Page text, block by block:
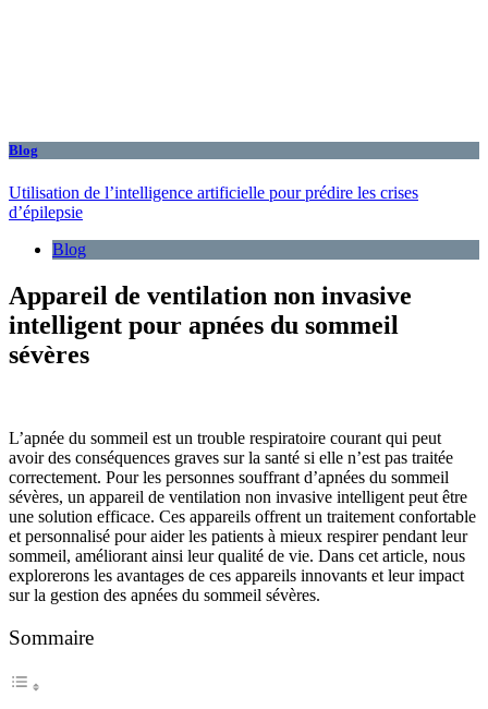
Blog
Utilisation de l’intelligence artificielle pour prédire les crises
d’épilepsie
Blog
Appareil de ventilation non invasive
intelligent pour apnées du sommeil
sévères
L’apnée du sommeil est un trouble respiratoire courant qui peut
avoir des conséquences graves sur la santé si elle n’est pas traitée
correctement. Pour les personnes souffrant d’apnées du sommeil
sévères, un appareil de ventilation non invasive intelligent peut être
une solution efficace. Ces appareils offrent un traitement confortable
et personnalisé pour aider les patients à mieux respirer pendant leur
sommeil, améliorant ainsi leur qualité de vie. Dans cet article, nous
explorerons les avantages de ces appareils innovants et leur impact
sur la gestion des apnées du sommeil sévères.
Sommaire